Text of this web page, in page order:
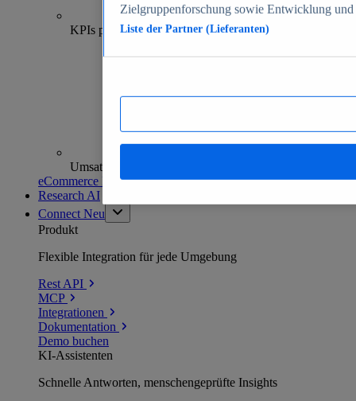
70+
KPIs pro Shop
Umsatzanalysen und -prognosen
eCommerce Insights entdecken
Research AI
Connect Neu
Produkt
Flexible Integration für jede Umgebung
Rest API
MCP
Integrationen
Dokumentation
Demo buchen
KI-Assistenten
Schnelle Antworten, menschengeprüfte Insights
Zielgruppenforschung sowie Entwicklung
Liste der Partner (Lieferanten)